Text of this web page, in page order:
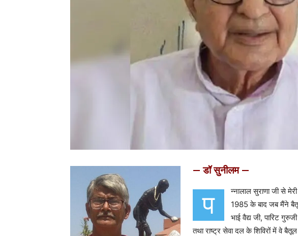
— डॉ सुनीलम —
प
न्नालाल सुराणा जी से
1985 के बाद जब मैंने
भाई वैद्य जी, पारिट
तथा राष्ट्र सेवा दल के शिविरों में वे